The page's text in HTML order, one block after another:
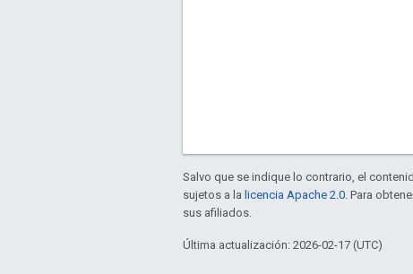
Salvo que se indique lo contrario, el
sujetos a la licencia Apache 2.0. Para
sus afiliados.
Última actualización: 2026-02-17 (UTC)